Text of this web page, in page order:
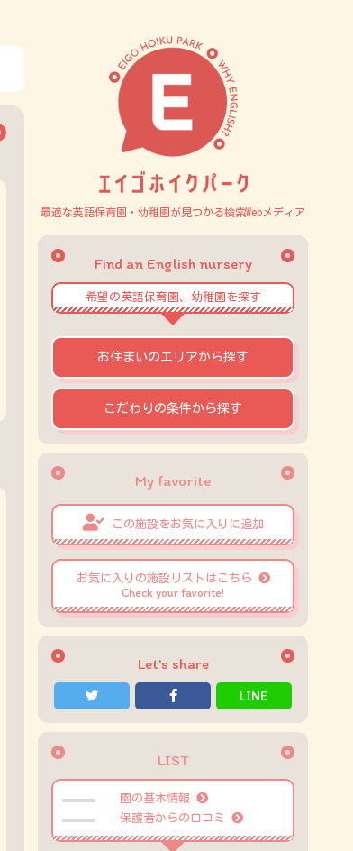
最適な英語保育園・幼稚園が見つかる検索Webメディア
Find an English nursery
希望の英語保育園、幼稚園を探す
お住まいのエリアから探す
こだわりの条件から探す
My favorite
この施設をお気に入りに追加
お気に入りの施設リストはこちら
Check your favorite!
Let's share
LINE
LIST
園の基本情報
保護者からの口コミ